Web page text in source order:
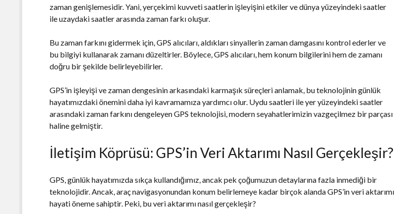
zaman genişlemesidir. Yani, yerçekimi kuvveti saatlerin işleyişini etkiler ve dünya yüzeyindeki saatler
ile uzaydaki saatler arasında zaman farkı oluşur.
Bu zaman farkını gidermek için, GPS alıcıları, aldıkları sinyallerin zaman damgasını kontrol ederler ve
bu bilgiyi kullanarak zamanı düzeltirler. Böylece, GPS alıcıları, hem konum bilgilerini hem de zamanı
doğru bir şekilde belirleyebilirler.
GPS’in işleyişi ve zaman dengesinin arkasındaki karmaşık süreçleri anlamak, bu teknolojinin günlük
hayatımızdaki önemini daha iyi kavramamıza yardımcı olur. Uydu saatleri ile yer yüzeyindeki saatler
arasındaki zaman farkını dengeleyen GPS teknolojisi, modern seyahatlerimizin vazgeçilmez bir parçası
haline gelmiştir.
İletişim Köprüsü: GPS’in Veri Aktarımı Nasıl Gerçekleşir?
GPS, günlük hayatımızda sıkça kullandığımız, ancak pek çoğumuzun detaylarına fazla inmediği bir
teknolojidir. Ancak, araç navigasyonundan konum belirlemeye kadar birçok alanda GPS’in veri aktarımı
hayati öneme sahiptir. Peki, bu veri aktarımı nasıl gerçekleşir?